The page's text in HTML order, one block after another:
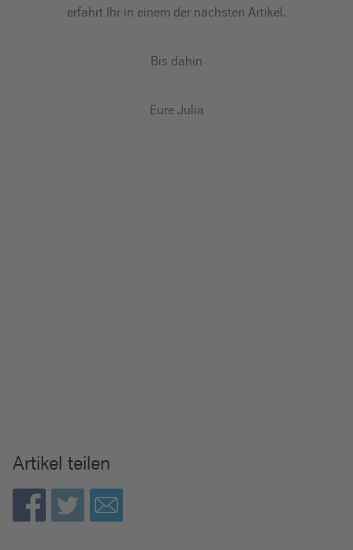
erfahrt Ihr in einem der nächsten Artikel.
Bis dahin
Eure Julia
Artikel teilen